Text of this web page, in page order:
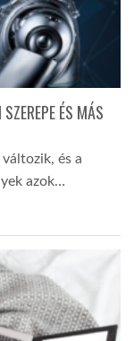
ÉS MÁS
és a
azok…